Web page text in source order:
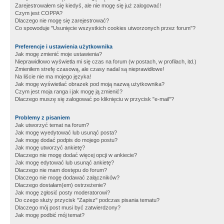
Zarejestrowałem się kiedyś, ale nie mogę się już zalogować!
Czym jest COPPA?
Dlaczego nie mogę się zarejestrować?
Co spowoduje "Usunięcie wszystkich cookies utworzonych przez forum"?
Preferencje i ustawienia użytkownika
Jak mogę zmienić moje ustawienia?
Nieprawidłowo wyświetla mi się czas na forum (w postach, w profilach, itd.)
Zmieniłem strefę czasową, ale czasy nadal są nieprawidłowe!
Na liście nie ma mojego języka!
Jak mogę wyświetlać obrazek pod moją nazwą użytkownika?
Czym jest moja ranga i jak mogę ją zmienić?
Dlaczego muszę się zalogować po kliknięciu w przycisk "e-mail"?
Problemy z pisaniem
Jak utworzyć temat na forum?
Jak mogę wyedytować lub usunąć posta?
Jak mogę dodać podpis do mojego postu?
Jak mogę utworzyć ankietę?
Dlaczego nie mogę dodać więcej opcji w ankiecie?
Jak mogę edytować lub usunąć ankietę?
Dlaczego nie mam dostępu do forum?
Dlaczego nie mogę dodawać załączników?
Dlaczego dostałam(em) ostrzeżenie?
Jak mogę zgłosić posty moderatorowi?
Do czego służy przycisk "Zapisz" podczas pisania tematu?
Dlaczego mój post musi być zatwierdzony?
Jak mogę podbić mój temat?